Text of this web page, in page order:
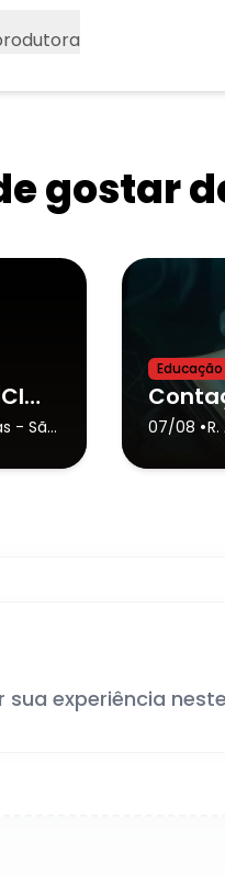
gostar
Contação de Histórias MCI | Muito Antes do “Era Uma Vez”
- São
Educação
07/08 •
experiência